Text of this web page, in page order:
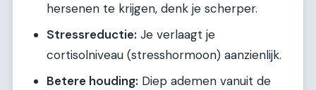
hersenen te krijgen, denk je scherper.
Stressreductie: Je verlaagt je
cortisolniveau (stresshormoon) aanzienlijk.
Betere houding: Diep ademen vanuit de